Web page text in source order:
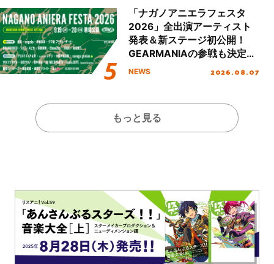
「ナガノアニエラフェスタ
2026」全出演アーティスト
発表＆新ステージ初公開！
GEARMANIAの参戦も決定
し、初となる第3ステージの
NEWS 2026.08.07
もっと見る